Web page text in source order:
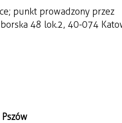
punkt prowadzony przez
48 lok.2, 40-074